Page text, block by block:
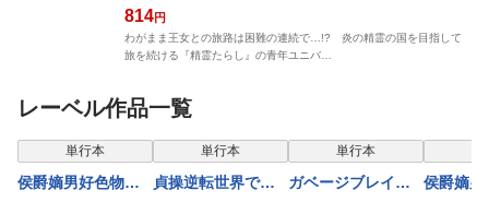
814円
わがまま王女との旅路は困難の連続で…!? 炎の精霊の国を目指して
旅を続ける『精霊たらし』の青年ユニバ…
レーベル作品一覧
表示制限中
単行本
侯爵嫡男好色物語
単行本
貞操逆転世界で成
単行本
ガベージブレイブ
侯爵嫡男